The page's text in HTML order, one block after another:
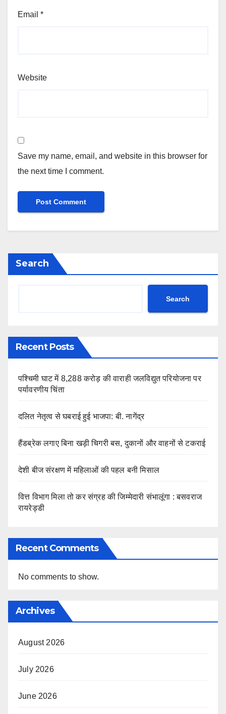
Email *
Website
Save my name, email, and website in this browser for
the next time I comment.
Search
Search
Recent Posts
पश्चिमी घाट में 8,288 करोड़ की वाराही जलविद्युत परियोजना पर
पर्यावरणीय चिंता
दलित नेतृत्व से घबराई हुई भाजपा: बी. नागेंद्र
हैंडब्रेक लगाए बिना खड़ी चिगरी बस, दुकानों और वाहनों से टकराई
देशी बीज संरक्षण में महिलाओं की पहल बनी मिसाल
वित्त विभाग मिला तो कर संग्रह की जिम्मेदारी संभालूंगा : बसवराज
रायरेड्डी
Recent Comments
No comments to show.
Archives
August 2026
July 2026
June 2026